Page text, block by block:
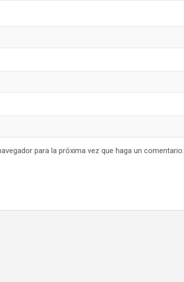
para la próxima vez que haga un comentario.